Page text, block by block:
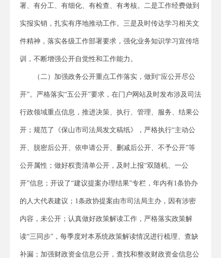
署、有分工、有细化、有检查、有考核。二是工作经费做到
实报实销，扎实有序地推动工作。三是及时传达学习相关文
件精神，落实各级工作部署要求，强化业务知识学习宣传培
训，不断增强公开自觉性和工作能力。
（二）加强政务公开重点工作落实，做到“应公开尽公
开”。严格落实“五公开”要求，在门户网站及时发布涉及司法
行政领域重点信息，推进决策、执行、管理、服务、结果公
开；规范了《保山市司法局发文稿纸》，严格执行“主动公
开、脱密后公开、依申请公开、删减后公开、不予公开”等
公开属性；做好权责清单公开，及时上报“双随机、一公
开”信息；开设了“建议提案办理结果”专栏，年内有1条协办
的人大代表建议；1条政协提案由市司法局主办，因有涉密
内容，未公开；认真做好政策解读工作，严格落实政策解
读“三同步”，每季度对本系统政策解读情况进行梳理、查缺
补漏；加强财政资金信息公开，查找和整改财政资金信息公